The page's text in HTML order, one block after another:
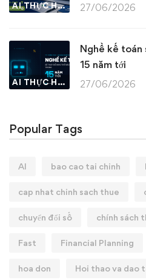
AI THỰC HÀNH 27/06/2026
AI THỰC HÀNH
Nghề kế toán
15 năm tới
27/06/2026
Popular Tags
AI bao cao tai chinh
cap nhat chinh sach thue
chuyển đổi số chính sách
Fast Financial Planning
hoa don Hoi thao va dao